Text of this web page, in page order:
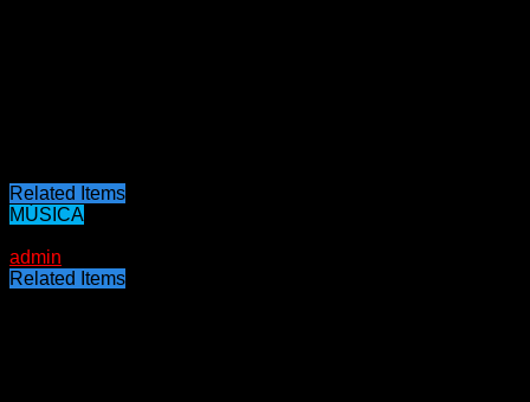
Related Items
MÚSICA
admin
Related Items